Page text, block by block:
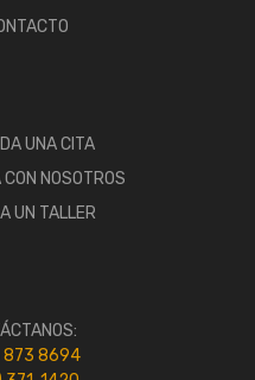
UNA CITA
NOSOTROS
UN TALLER
873 8694